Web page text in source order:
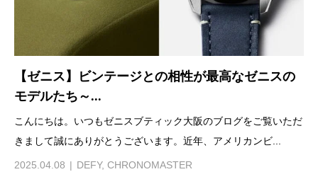
【ゼニス】ビンテージとの相性が最高なゼニスの
モデルたち～...
こんにちは。いつもゼニスブティック大阪のブログをご覧いただ
きまして誠にありがとうございます。近年、アメリカンビ...
2025.04.08 DEFY, CHRONOMASTER